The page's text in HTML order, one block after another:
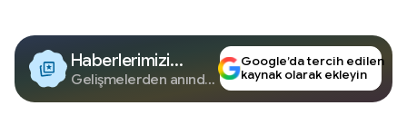
Haberlerimizi
Google'da Takip
Edin
Gelişmelerden anında
Google’da tercih edilen
kaynak olarak ekleyin